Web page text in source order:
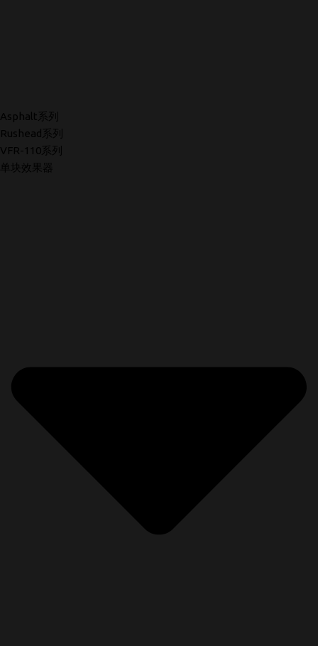
Asphalt系列
Rushead系列
VFR-110系列
单块效果器